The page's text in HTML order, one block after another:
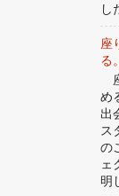
し
座
る。
め
出
ス
の
ェ
明